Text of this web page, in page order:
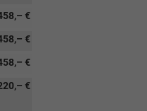
€
€
€
€